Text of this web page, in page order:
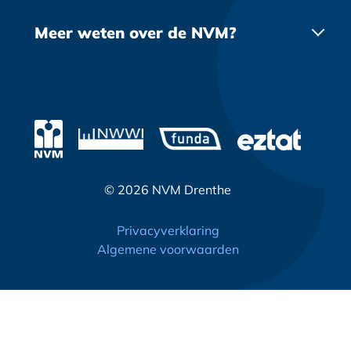
begeleiden in jouw woonreis!
Login bestuur
Taxatie
Meer weten over de NVM?
© 2026 NVM Drenthe
Privacyverklaring
Algemene voorwaarden